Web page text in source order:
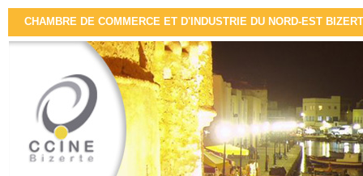
CHAMBRE DE COMMERCE ET D'INDUSTRIE DU NORD-EST